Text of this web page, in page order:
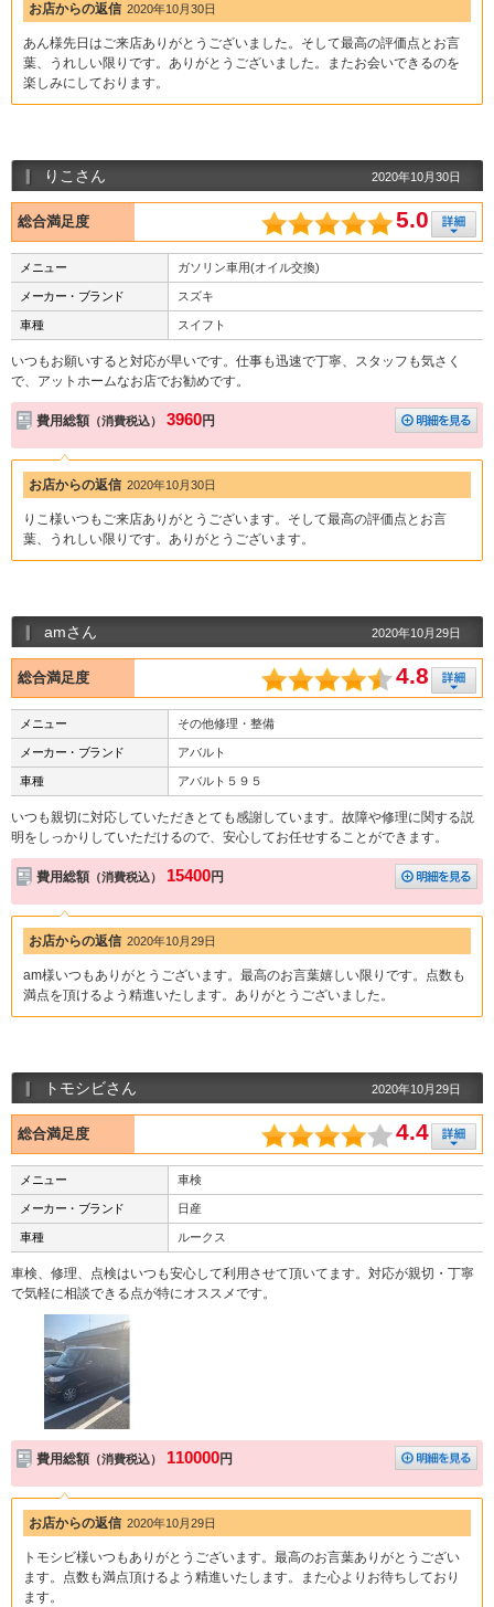
お店からの返信 2020年10月30日
あん様先日はご来店ありがとうございました。そして最高の評価点とお言
葉、うれしい限りです。ありがとうございました。またお会いできるのを
楽しみにしております。
りこさん 2020年10月30日
総合満足度 5.0
メニュー ガソリン車用(オイル交換)
メーカー・ブランド スズキ
車種 スイフト
いつもお願いすると対応が早いです。仕事も迅速で丁寧、スタッフも気さく
で、アットホームなお店でお勧めです。
費用総額 （消費税込） 3960円
お店からの返信 2020年10月30日
りこ様いつもご来店ありがとうございます。そして最高の評価点とお言
葉、うれしい限りです。ありがとうございます。
amさん 2020年10月29日
総合満足度 4.8
メニュー その他修理・整備
メーカー・ブランド アバルト
車種 アバルト５９５
いつも親切に対応していただきとても感謝しています。故障や修理に関する説
明をしっかりしていただけるので、安心してお任せすることができます。
費用総額 （消費税込） 15400円
お店からの返信 2020年10月29日
am様いつもありがとうございます。最高のお言葉嬉しい限りです。点数も
満点を頂けるよう精進いたします。ありがとうございました。
トモシビさん 2020年10月29日
総合満足度 4.4
メニュー 車検
メーカー・ブランド 日産
車種 ルークス
車検、修理、点検はいつも安心して利用させて頂いてます。対応が親切・丁寧
で気軽に相談できる点が特にオススメです。
費用総額 （消費税込） 110000円
お店からの返信 2020年10月29日
トモシビ様いつもありがとうございます。最高のお言葉ありがとうござい
ます。点数も満点頂けるよう精進いたします。また心よりお待ちしており
ます。